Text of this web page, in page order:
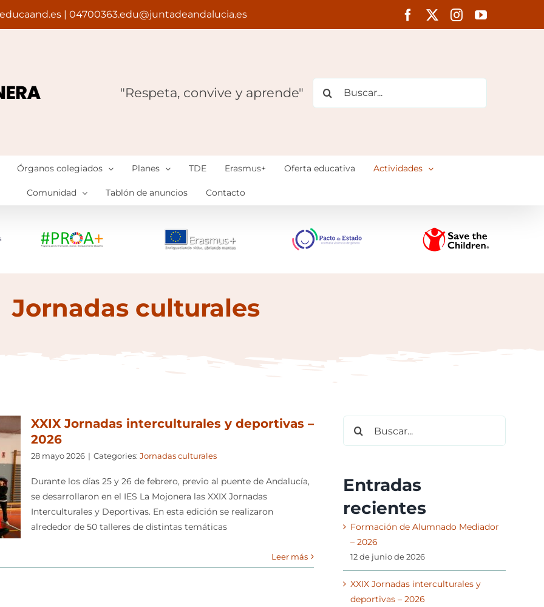
| 04700363.edu@juntadeandalucia.es FacebookInstagramYouTube
"Respeta, convive y aprende"
Órganos colegiados Planes TDE Erasmus+ Oferta educativa Actividades
Comunidad Tablón de anuncios Contacto
Jornadas culturales
XXIX Jornadas interculturales y deportivas –
2026
28 mayo 2026 | Categories: Jornadas culturales
Durante los días 25 y 26 de febrero, previo al puente de Andalucía,
se desarrollaron en el IES La Mojonera las XXIX Jornadas
Interculturales y Deportivas. En esta edición se realizaron
alrededor de 50 talleres de distintas temáticas
Leer más
Entradas
recientes
Formación de Alumnado Mediador
– 2026
12 de junio de 2026
XXIX Jornadas interculturales y
deportivas – 2026